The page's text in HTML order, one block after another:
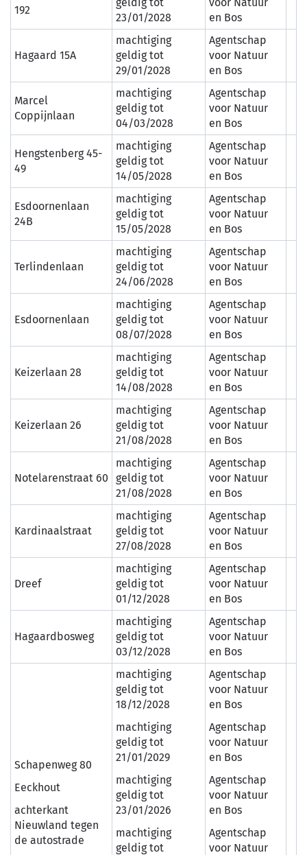
192
23/01/2028
en Bos
Hagaard 15A
machtiging
geldig tot
29/01/2028
Agentschap
voor Natuur
en Bos
Marcel
Coppijnlaan
machtiging
geldig tot
04/03/2028
Agentschap
voor Natuur
en Bos
Hengstenberg 45-
49
machtiging
geldig tot
14/05/2028
Agentschap
voor Natuur
en Bos
Esdoornenlaan
24B
machtiging
geldig tot
15/05/2028
Agentschap
voor Natuur
en Bos
Terlindenlaan
machtiging
geldig tot
24/06/2028
Agentschap
voor Natuur
en Bos
Esdoornenlaan
machtiging
geldig tot
08/07/2028
Agentschap
voor Natuur
en Bos
Keizerlaan 28
machtiging
geldig tot
14/08/2028
Agentschap
voor Natuur
en Bos
Keizerlaan 26
machtiging
geldig tot
21/08/2028
Agentschap
voor Natuur
en Bos
Notelarenstraat 60
machtiging
geldig tot
21/08/2028
Agentschap
voor Natuur
en Bos
Kardinaalstraat
machtiging
geldig tot
27/08/2028
Agentschap
voor Natuur
en Bos
Dreef
machtiging
geldig tot
01/12/2028
Agentschap
voor Natuur
en Bos
Hagaardbosweg
machtiging
geldig tot
03/12/2028
Agentschap
voor Natuur
en Bos
Schapenweg 80
Eeckhout
achterkant
Nieuwland tegen
de autostrade
machtiging
geldig tot
18/12/2028
machtiging
geldig tot
21/01/2029
machtiging
geldig tot
23/01/2026
machtiging
geldig tot
Agentschap
voor Natuur
en Bos
Agentschap
voor Natuur
en Bos
Agentschap
voor Natuur
en Bos
Agentschap
voor Natuur